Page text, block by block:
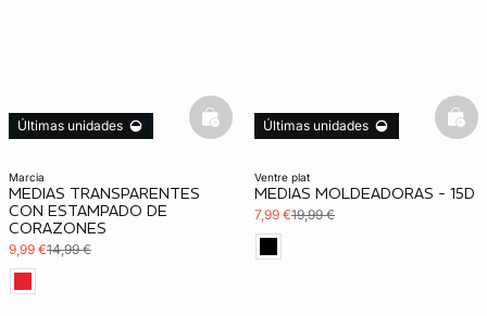
marcia
MEDIAS TRANSPARENTES
CON ESTAMPADO DE
CORAZONES
9,99 €14,99 €
Últimas unidades basketfull
ventre plat
MEDIAS MOLDEADORAS - 15D
7,99 €19,99 €
Últimas unidades